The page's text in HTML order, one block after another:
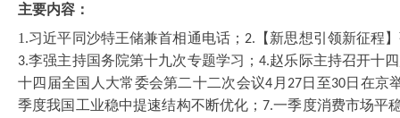
主要内容：
1.习近平同沙特王储兼首相通电话； 2. 【新思想引领新征程
3.李强主持国务院第十九次专题学习；4.赵乐际主持召开十
十四届全国人大常委会第二十二次会议4 月 27日至30日在京
季度我国工业稳中提速结构不断优化；7.一季度消费市场平